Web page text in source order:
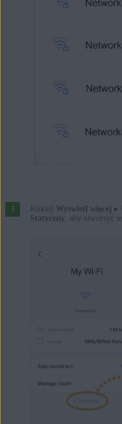
Kliknij Wyświetl więcej ▸
Statyczny , aby otworzyć